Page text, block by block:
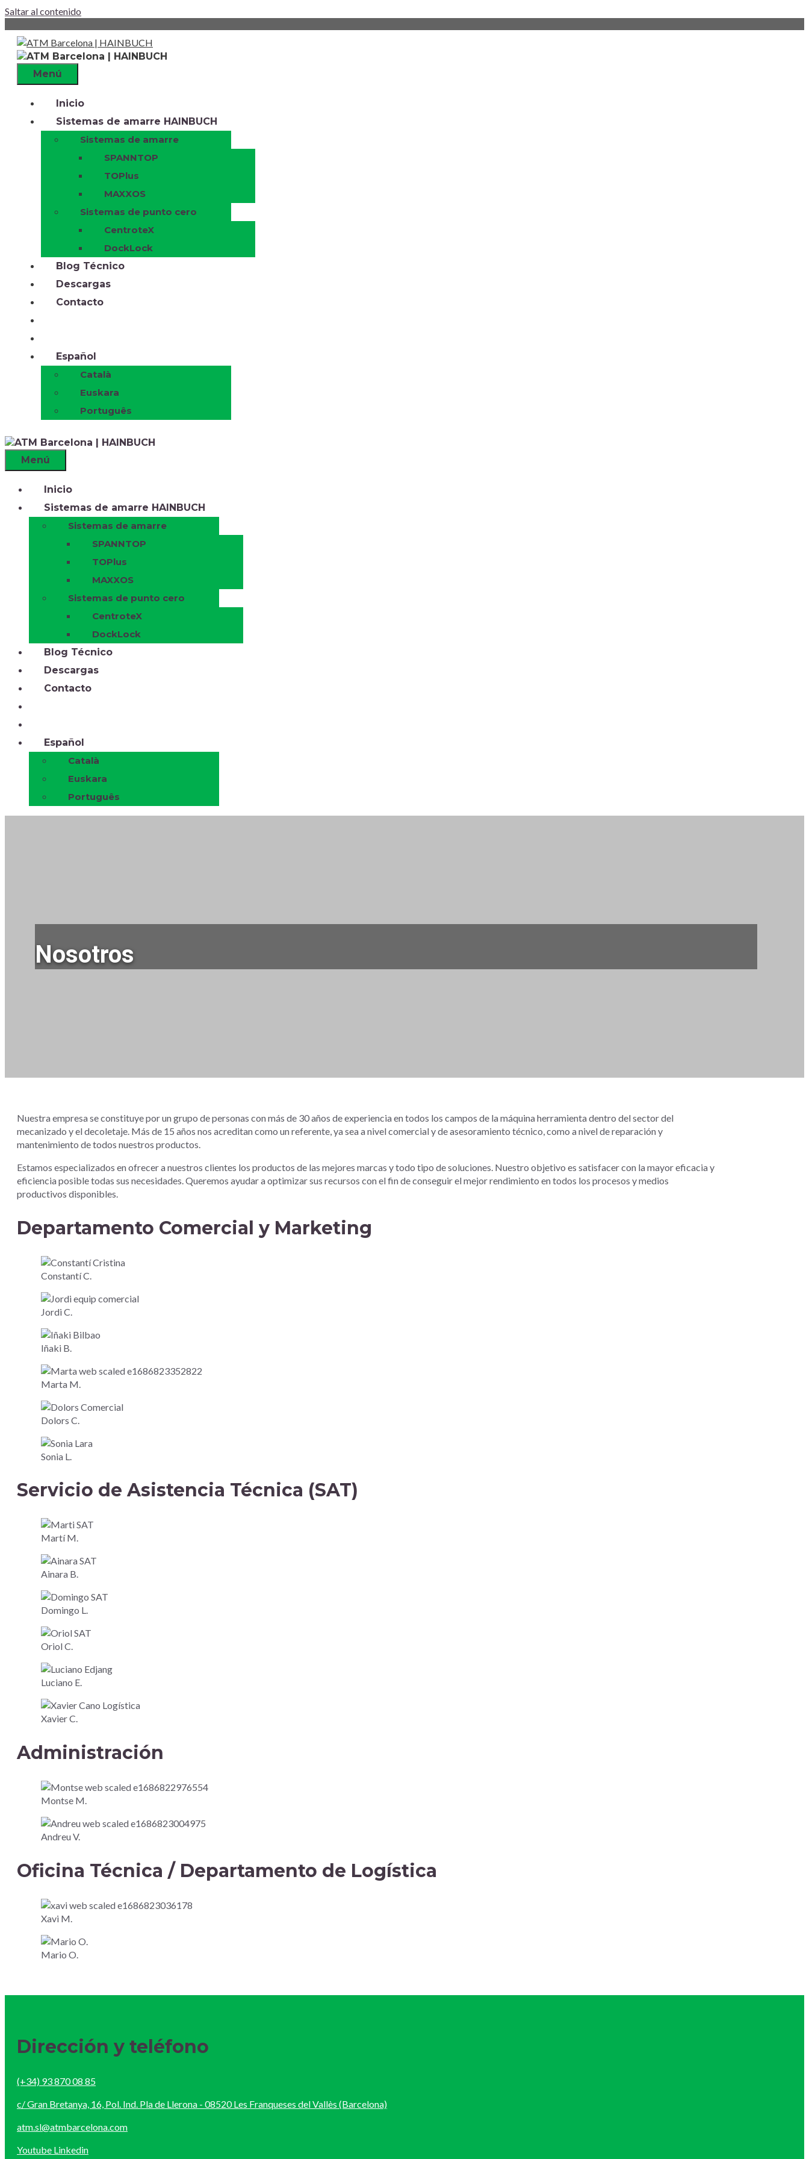
Saltar al contenido
Menú
Inicio
Sistemas de amarre HAINBUCH
Sistemas de amarre
SPANNTOP
TOPlus
MAXXOS
Sistemas de punto cero
CentroteX
DockLock
Blog Técnico
Descargas
Contacto
Español
Català
Euskara
Português
Menú
Inicio
Sistemas de amarre HAINBUCH
Sistemas de amarre
SPANNTOP
TOPlus
MAXXOS
Sistemas de punto cero
CentroteX
DockLock
Blog Técnico
Descargas
Contacto
Español
Català
Euskara
Português
Nosotros
Nuestra empresa se constituye por un grupo de personas con más de 30 años de experiencia en todos los campos de la máquina herramienta dentro del sector del
mecanizado y el decoletaje. Más de 15 años nos acreditan como un referente, ya sea a nivel comercial y de asesoramiento técnico, como a nivel de reparación y
mantenimiento de todos nuestros productos.
Estamos especializados en ofrecer a nuestros clientes los productos de las mejores marcas y todo tipo de soluciones. Nuestro objetivo es satisfacer con la mayor eficacia y
eficiencia posible todas sus necesidades. Queremos ayudar a optimizar sus recursos con el fin de conseguir el mejor rendimiento en todos los procesos y medios
productivos disponibles.
Departamento Comercial y Marketing​
Constantí C.
Jordi C.
Iñaki B.
Marta M.
Dolors C.
Sonia L.
Servicio de Asistencia Técnica (SAT)​
Martí M.
Ainara B.
Domingo L.
Oriol C.
Luciano E.
Xavier C.
Administración​
Montse M.
Andreu V.
Oficina Técnica / Departamento de Logística​
Xavi M.
Mario O.
Dirección y teléfono
(+34) 93 870 08 85
c/ Gran Bretanya, 16, Pol. Ind. Pla de Llerona - 08520 Les Franqueses del Vallès (Barcelona)
atm.sl@atmbarcelona.com
Youtube Linkedin